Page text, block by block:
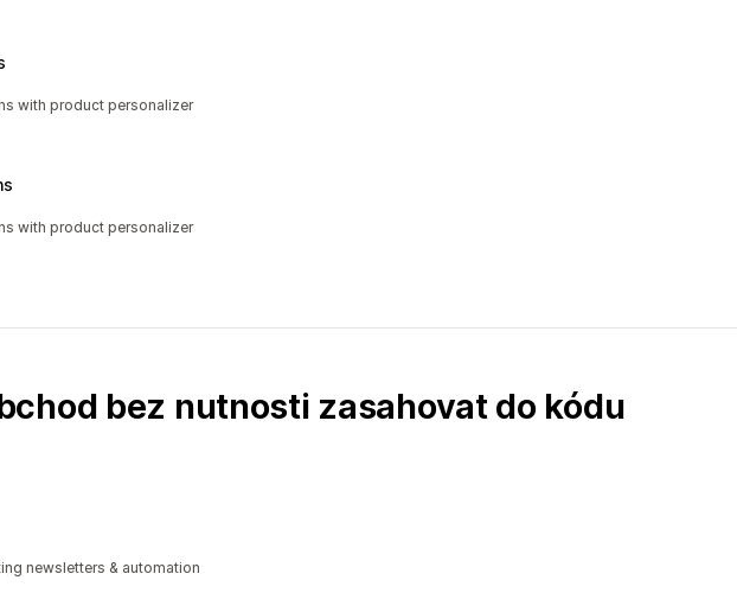
with product personalizer
with product personalizer
bez nutnosti zasahovat do kódu
newsletters & automation